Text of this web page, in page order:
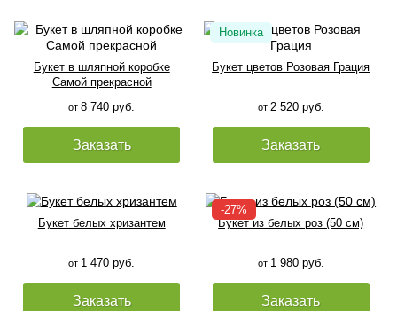
Букет в шляпной коробке
Самой прекрасной
от8 740 руб.
Заказать
Букет цветов Розовая Грация
от 2 520 руб.
Заказать
Букет белых хризантем
от 1 470 руб.
Заказать
Букет из белых роз (50 см)
от 1 980 руб.
Заказать